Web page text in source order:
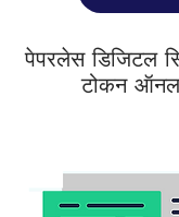
पेपरलेस डिजिटल
टोकन